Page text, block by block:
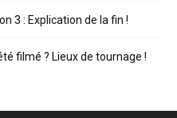
3 : Explication de la fin !
filmé ? Lieux de tournage !